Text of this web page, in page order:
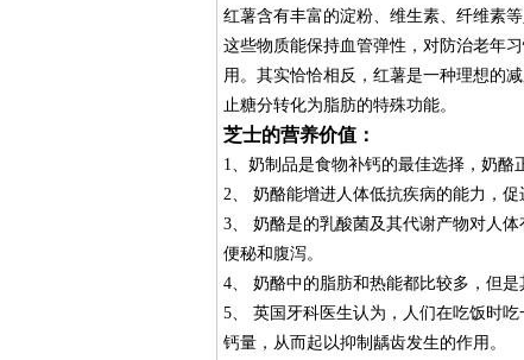
红薯含有丰富的淀粉、维生素、纤维素
这些物质能保持血管弹性，对防治老年
用。其实恰恰相反，红薯是一种理想的
止糖分转化为脂肪的特殊功能。
芝士的营养价值：
1、奶制品是食物补钙的最佳选择，奶酪
2、 奶酪能增进人体低抗疾病的能力，
3、 奶酪是的乳酸菌及其代谢产物对人
便秘和腹泻。
4、 奶酪中的脂肪和热能都比较多，但
5、 英国牙科医生认为，人们在吃饭时
钙量，从而起以抑制龋齿发生的作用。